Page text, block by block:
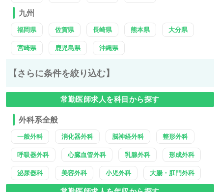
九州
福岡県 佐賀県 長崎県 熊本県 大分県
宮崎県 鹿児島県 沖縄県
【さらに条件を絞り込む】
常勤医師求人を科目から探す
外科系全般
一般外科 消化器外科 脳神経外科 整形外科
呼吸器外科 心臓血管外科 乳腺外科 形成外科
泌尿器科 美容外科 小児外科 大腸・肛門外科